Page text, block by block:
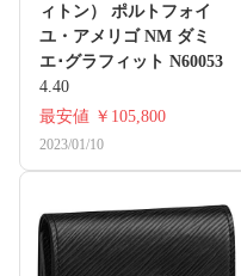
ィトン） ポルトフォイ
ユ・アメリゴ NM ダミ
エ･グラフィット N60053
4.40
最安値 ￥105,800
2023/01/10